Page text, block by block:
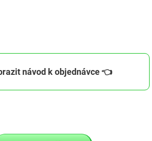
návod k objednávce 👈